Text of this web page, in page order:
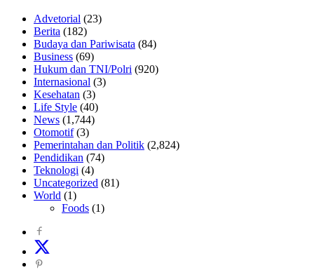
Advetorial (23)
Berita (182)
Budaya dan Pariwisata (84)
Business (69)
Hukum dan TNI/Polri (920)
Internasional (3)
Kesehatan (3)
Life Style (40)
News (1,744)
Otomotif(3)
Pemerintahan dan Politik (2,824)
Pendidikan (74)
Teknologi (4)
Uncategorized (81)
World (1)
Foods (1)